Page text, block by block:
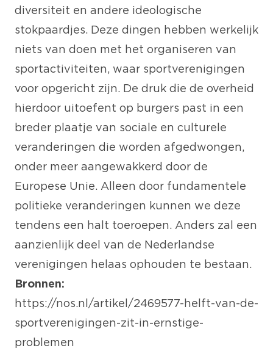
diversiteit en andere ideologische
stokpaardjes. Deze dingen hebben werkelijk
niets van doen met het organiseren van
sportactiviteiten, waar sportverenigingen
voor opgericht zijn. De druk die de overheid
hierdoor uitoefent op burgers past in een
breder plaatje van sociale en culturele
veranderingen die worden afgedwongen,
onder meer aangewakkerd door de
Europese Unie. Alleen door fundamentele
politieke veranderingen kunnen we deze
tendens een halt toeroepen. Anders zal een
aanzienlijk deel van de Nederlandse
verenigingen helaas ophouden te bestaan.
Bronnen:
https://nos.nl/artikel/2469577-helft-van-de-
sportverenigingen-zit-in-ernstige-
problemen